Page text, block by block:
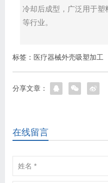
冷却后成型，广泛用于塑
等行业。
标签： 医疗器械外壳吸塑加工
分享文章：
在线留言